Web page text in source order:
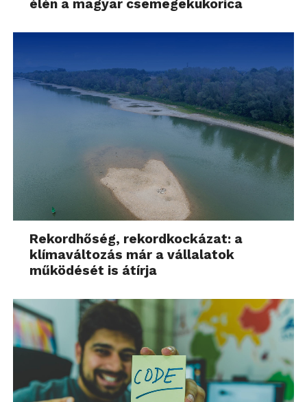
élén a magyar csemegekukorica
Rekordhőség, rekordkockázat: a
klímaváltozás már a vállalatok
működését is átírja